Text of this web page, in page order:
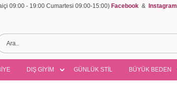
09:00 - 19:00 Cumartesi 09:00-15:00) Facebook & Instagram
DIŞ GİYİM GÜNLÜK STİL BÜYÜK BEDEN